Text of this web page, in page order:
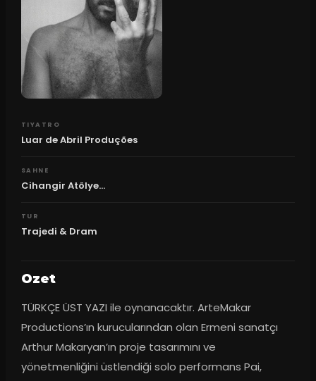
TIYATRO
Luar de Abril Produções
SAHNE
Cihangir Atölye...
TUR
Trajedi & Dram
Ozet
TÜRKÇE ÜST YAZI ile oynanacaktır. ArteMakar
Productions’ın kurucularından olan Ermeni sanatçı
Arthur Makaryan’ın proje tasarımını ve
yönetmenliğini üstlendiği solo performans Pai,